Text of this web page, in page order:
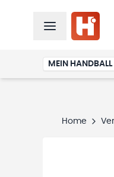
MEIN HANDBALL
Home